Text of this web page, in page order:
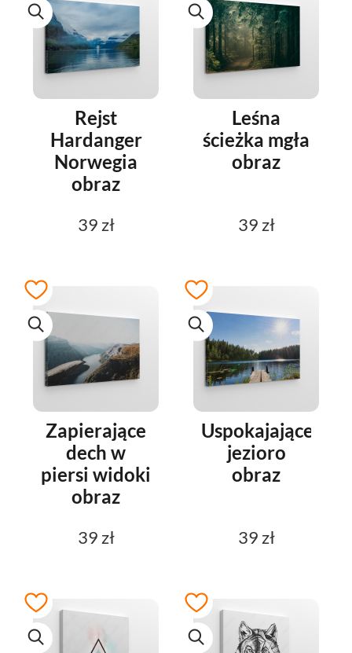
Rejst
Hardanger
Norwegia
obraz
39 zł
Leśna
ścieżka mgła
obraz
39 zł
Zapierające
dech w
piersi widoki
obraz
39 zł
Uspokajające
jezioro
obraz
39 zł